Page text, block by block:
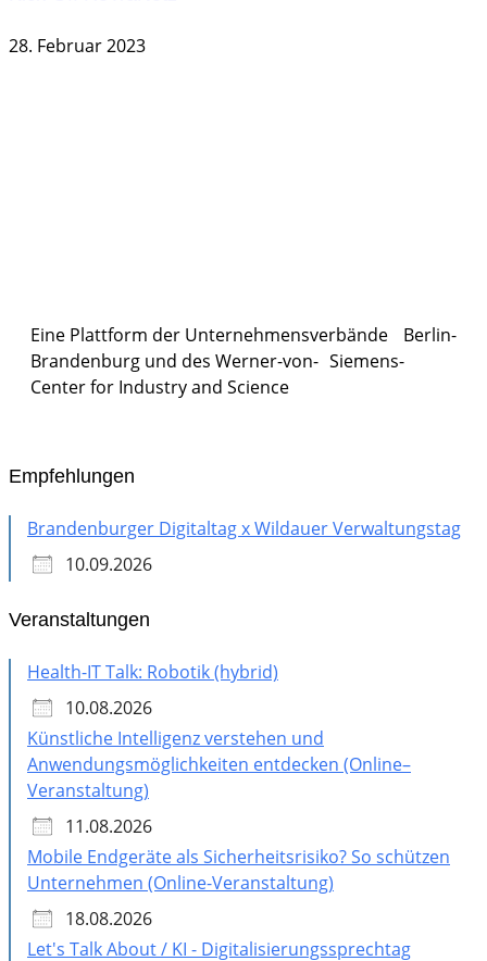
28. Februar 2023
Eine Plattform der Unternehmensverbände Berlin-
Brandenburg und des Werner-von- Siemens-
Center for Industry and Science
Empfehlungen
Brandenburger Digitaltag x Wildauer Verwaltungstag
10.09.2026
Veranstaltungen
Health-IT Talk: Robotik (hybrid)
10.08.2026
Künstliche Intelligenz verstehen und
Anwendungsmöglichkeiten entdecken (Online–
Veranstaltung)
11.08.2026
Mobile Endgeräte als Sicherheitsrisiko? So schützen
Unternehmen (Online-Veranstaltung)
18.08.2026
Let's Talk About / KI - Digitalisierungssprechtag